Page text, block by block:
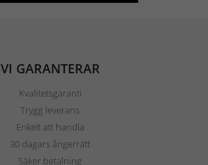
VI GARANTERAR
Kvalitetsgaranti
Trygg leverans
Enkelt att handla
30 dagars ångerrätt
Säker betalning